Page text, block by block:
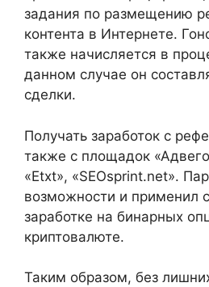
задания по размещению
контента в Интернете.
также начисляется в
данном случае он
сделки.
Получать заработок с
также с площадок
«Etxt», «SEOsprint.net».
возможности и применил
заработке на бинарных
криптовалюте.
Таким образом, без